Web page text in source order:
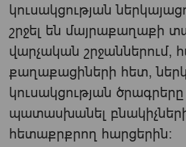
կուսակցության
շրջել են մայրաքաղաքի
վարչական շրջաններում,
քաղաքացիների հետ,
կուսակցության
պատասխանել
հետաքրքրող հարցերին։